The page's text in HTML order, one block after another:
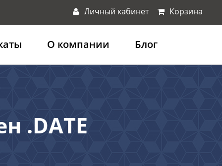
Личный кабинет Корзина
О компании Блог
.DATE